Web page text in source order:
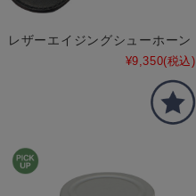
レザーエイジングシューホーン
¥9,350(税込)